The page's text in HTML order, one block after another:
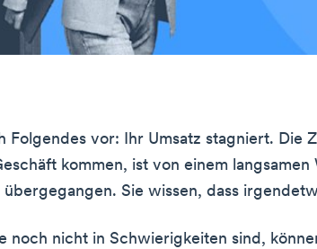
Folgendes vor: Ihr Umsatz stagniert. Die
kommen, ist von einem langsamen
übergegangen. Sie wissen, dass
noch nicht in Schwierigkeiten sind,